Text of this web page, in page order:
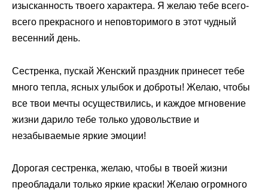
изысканность твоего характера. Я желаю тебе всего-
всего прекрасного и неповторимого в этот чудный
весенний день.
Сестренка, пускай Женский праздник принесет тебе
много тепла, ясных улыбок и доброты! Желаю, чтобы
все твои мечты осуществились, и каждое мгновение
жизни дарило тебе только удовольствие и
незабываемые яркие эмоции!
Дорогая сестренка, желаю, чтобы в твоей жизни
преобладали только яркие краски! Желаю огромного